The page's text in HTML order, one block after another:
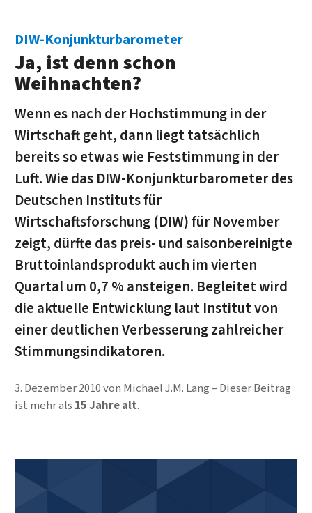
DIW-Konjunkturbarometer
Ja, ist denn schon
Weihnachten?
Wenn es nach der Hochstimmung in der
Wirtschaft geht, dann liegt tatsächlich
bereits so etwas wie Feststimmung in der
Luft. Wie das DIW-Konjunkturbarometer des
Deutschen Instituts für
Wirtschaftsforschung (DIW) für November
zeigt, dürfte das preis- und saisonbereinigte
Bruttoinlandsprodukt auch im vierten
Quartal um 0,7 % ansteigen. Begleitet wird
die aktuelle Entwicklung laut Institut von
einer deutlichen Verbesserung zahlreicher
Stimmungsindikatoren.
3. Dezember 2010von Michael J.M. Lang
Dieser Beitrag
ist mehr als 15 Jahre alt.